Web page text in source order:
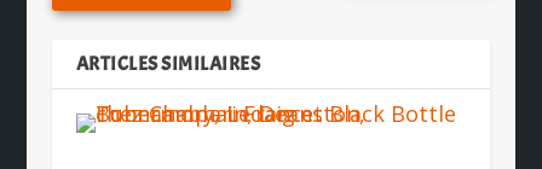
ARTICLES SIMILAIRES